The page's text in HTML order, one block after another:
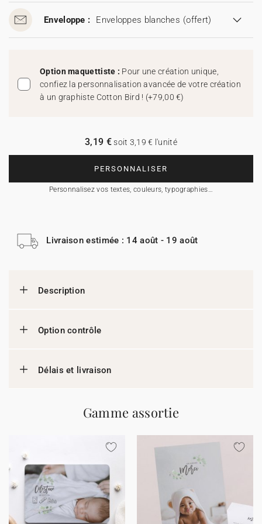
Enveloppe : Enveloppes blanches (offert)
Option maquettiste : Pour une création unique,
confiez la personnalisation avancée de votre création
à un graphiste Cotton Bird ! (+79,00 €)
PERSONNALISER
Personnalisez vos textes, couleurs, typographies…
3,19 €soit 3,19 € l'unité
Livraison estimée : 14 août - 19 août
Description
Option contrôle
Délais et livraison
Gamme assortie